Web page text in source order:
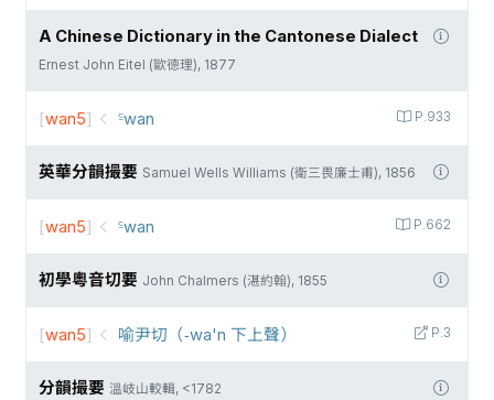
A Chinese Dictionary in the Cantonese Dialect
Ernest John Eitel (歐德理), 1877
P.933
[wan5] ꜃wan
英華分韻撮要 Samuel Wells Williams (衛三畏廉士甫), 1856
P.662
[wan5] ꜃wan
初學粵音切要 John Chalmers (湛約翰), 1855
P.3
[wan5] 喻尹切（-wa'n 下上聲）
分韻撮要 溫岐山較輯, <1782